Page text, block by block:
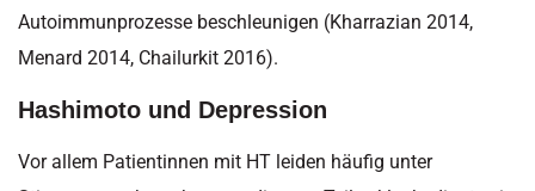
Autoimmunprozesse beschleunigen (Kharrazian 2014,
Menard 2014, Chailurkit 2016).
Hashimoto und Depression
Vor allem Patientinnen mit HT leiden häufig unter